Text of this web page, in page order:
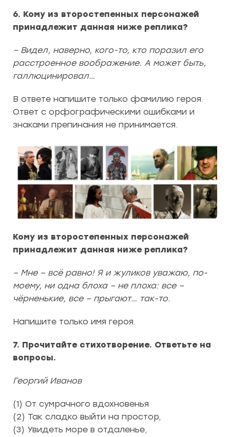
6. Кому из второстепенных персонажей
принадлежит данная ниже реплика?
– Видел, наверно, кого-то, кто поразил его
расстроенное воображение. А может быть,
галлюцинировал…
В ответе напишите только фамилию героя.
Ответ с орфографическими ошибками и
знаками препинания не принимается.
Кому из второстепенных персонажей
принадлежит данная ниже реплика?
– Мне – всё равно! Я и жуликов уважаю, по-
моему, ни одна блоха – не плоха: все –
чёрненькие, все – прыгают… так-то.
Напишите только имя героя.
7. Прочитайте стихотворение. Ответьте на
вопросы.
Георгий Иванов
(1) От сумрачного вдохновенья
(2) Так сладко выйти на простор,
(3) Увидеть море в отдаленье,